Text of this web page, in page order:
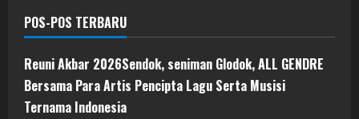
POS-POS TERBARU
Reuni Akbar 2026Sendok, seniman Glodok, ALL GENDRE
Bersama Para Artis Pencipta Lagu Serta Musisi
Ternama Indonesia